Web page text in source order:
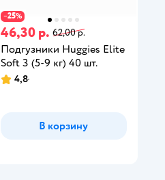
−25%
46,30 р. 62,00 р.
Подгузники Huggies Elite
Soft 3 (5-9 кг) 40 шт.
4,8
В корзину